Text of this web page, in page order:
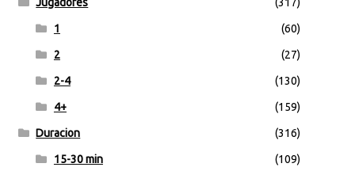
1 (60)
2 (27)
2-4 (130)
4+ (159)
Duracion (316)
15-30 min (109)